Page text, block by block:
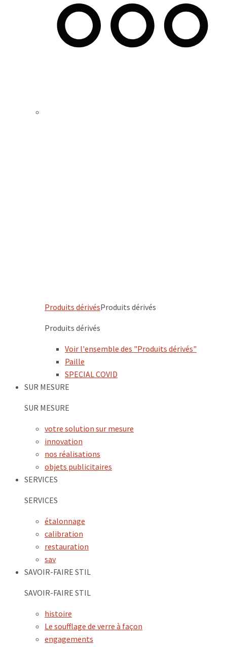
Produits dérivésProduits dérivés
Produits dérivés
Voir l'ensemble des "Produits dérivés"
Paille
SPECIAL COVID
SUR MESURE
SUR MESURE
votre solution sur mesure
innovation
nos réalisations
objets publicitaires
SERVICES
SERVICES
étalonnage
calibration
restauration
sav
SAVOIR-FAIRE STIL
SAVOIR-FAIRE STIL
histoire
Le soufflage de verre à façon
engagements